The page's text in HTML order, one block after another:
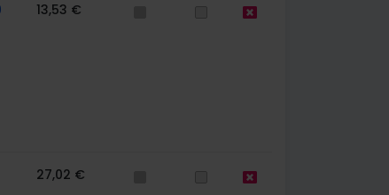
13,53 €
27,02 €